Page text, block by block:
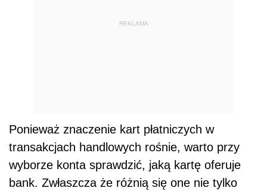
REKLAMA
Ponieważ znaczenie kart płatniczych w
transakcjach handlowych rośnie, warto przy
wyborze konta sprawdzić, jaką kartę oferuje
bank. Zwłaszcza że różnią się one nie tylko